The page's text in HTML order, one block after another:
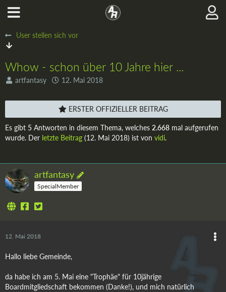
User stellen sich vor
Whow - schon über 10 Jahre hier ...
artfantasy 12. Mai 2018
ERSTER OFFIZIELLER BEITRAG
Es gibt 5 Antworten in diesem Thema, welches 2.668 mal aufgerufen
wurde. Der letzte Beitrag (12. Mai 2018) ist von vidi.
artfantasy
SpecialMember
12. Mai 2018
Hallo liebe Gemeinde,
da habe ich am 5. Mai eine "Trophäe" für 10jährige
Boardmitgliedschaft bekommen (Danke!), und mich natürlich